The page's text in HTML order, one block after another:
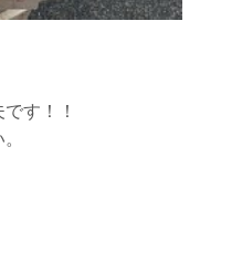
す！！